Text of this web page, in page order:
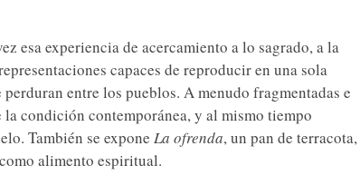
esa experiencia de acercamiento a lo sagrado, a la
capaces de reproducir en una sola
entre los pueblos. A menudo fragmentadas e
condición contemporánea, y al mismo tiempo
También se expone La ofrenda, un pan de terracota,
alimento espiritual.